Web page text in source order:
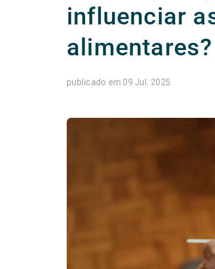
influenciar
alimentares?
publicado em 09 Jul. 2025